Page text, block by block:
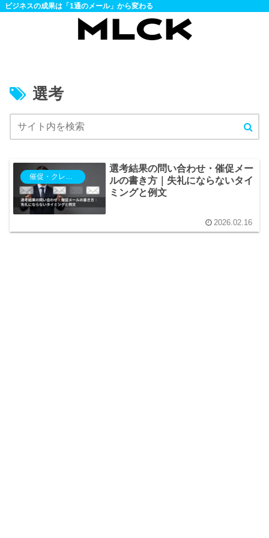
ビジネスの成果は「1通のメール」から変わる
選考
催促・クレーム・抗議
選考結果の問い合わせ・催促メー
ルの書き方｜失礼にならないタイ
ミングと例文
2026.02.16